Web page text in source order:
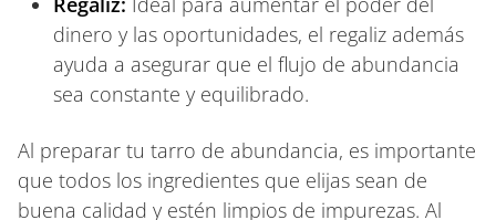
dinero y las oportunidades, el regaliz además
ayuda a asegurar que el flujo de abundancia
sea constante y equilibrado.
Al preparar tu tarro de abundancia, es importante
que todos los ingredientes que elijas sean de
buena calidad y estén limpios de impurezas. Al